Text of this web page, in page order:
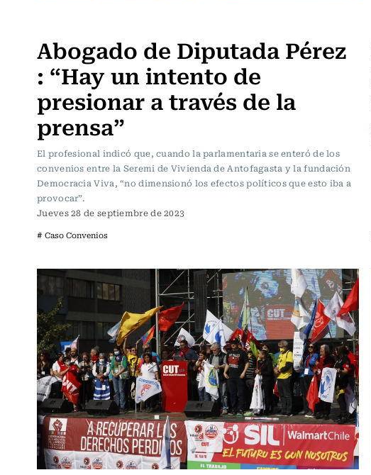
Abogado de Diputada Pérez
: “Hay un intento de
presionar a través de la
prensa”
El profesional indicó que, cuando la parlamentaria se enteró de los
convenios entre la Seremi de Vivienda de Antofagasta y la fundación
Democracia Viva, “no dimensionó los efectos políticos que esto iba a
provocar”.
Jueves 28 de septiembre de 2023
# Caso Convenios